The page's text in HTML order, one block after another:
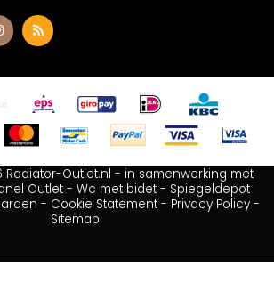
Outlet.nl - in samenwerking met
Outlet - Wc met bidet - Spiegeldepot
- Cookie Statement- Privacy Policy-
Sitemap